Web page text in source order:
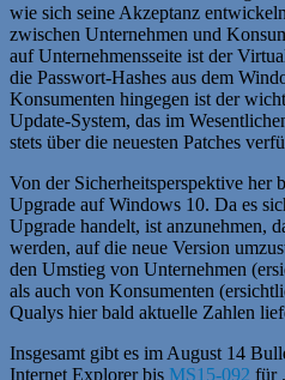
wie sich seine Akzeptanz
zwischen Unternehmen und
auf Unternehmensseite ist der
die Passwort-Hashes aus dem
Konsumenten hingegen ist der
Update-System, das im
stets über die neuesten Patches
Von der Sicherheitsperspektive her
Upgrade auf Windows 10. Da es
Upgrade handelt, ist anzunehmen,
werden, auf die neue Version
den Umstieg von Unternehmen
als auch von Konsumenten
Qualys hier bald aktuelle Zahlen
Insgesamt gibt es im August 14
Internet Explorer bis MS15-092 für